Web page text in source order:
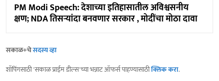
PM Modi Speech: देशाच्या इतिहासातील अविश्वसनीय
क्षण; NDA तिसऱ्यांदा बनवणार सरकार , मोदींचा मोठा दावा
सकाळ+चेसदस्य व्हा
शॉपिंगसाठी 'सकाळ प्राईम डील्स'च्या भन्नाट ऑफर्स पाहण्यासाठीक्लिक करा.